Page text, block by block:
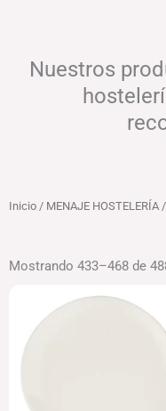
Nuestros
Inicio / MENAJE HOSTELERÍA
Mostrando 433–468 de
de